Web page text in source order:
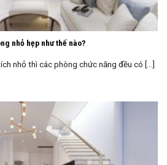
nhỏ hẹp như thế nào?
nhỏ thì các phòng chức năng đều có [...]